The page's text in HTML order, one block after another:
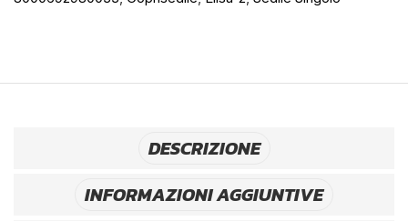
DESCRIZIONE
INFORMAZIONI AGGIUNTIVE